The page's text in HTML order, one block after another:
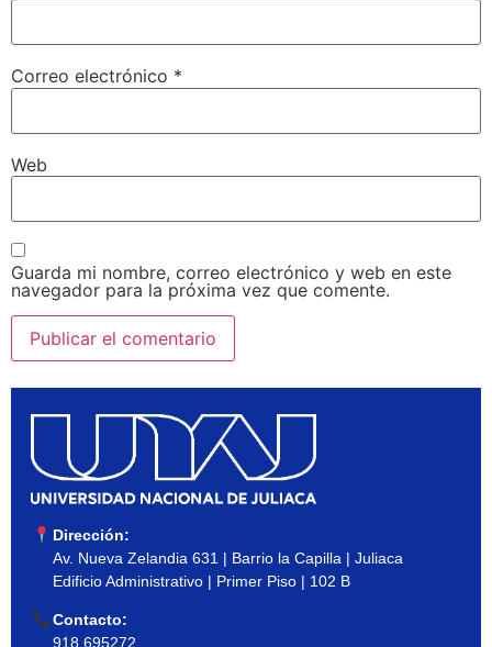
Correo electrónico *
Web
Guarda mi nombre, correo electrónico y web en este
navegador para la próxima vez que comente.
Dirección:
Av. Nueva Zelandia 631 | Barrio la Capilla | Juliaca
Edificio Administrativo | Primer Piso | 102 B
Contacto:
918 695272